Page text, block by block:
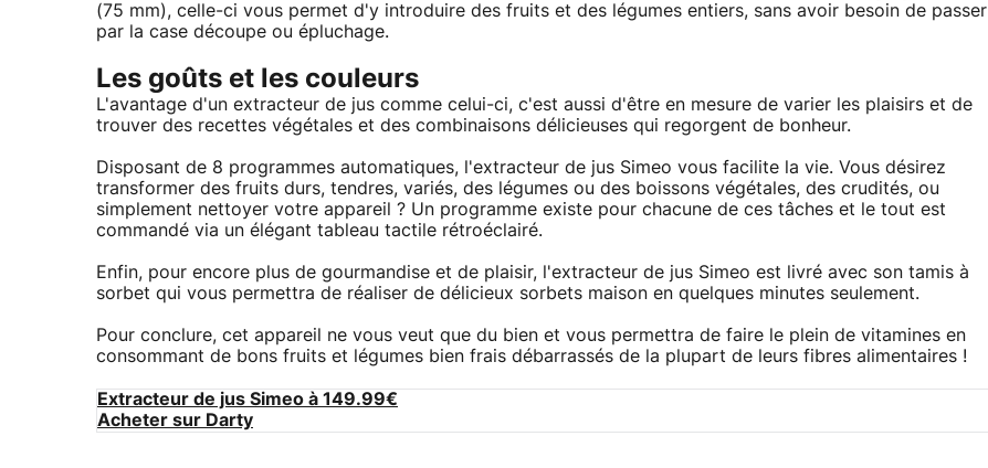
(75 mm), celle-ci vous permet d'y introduire des fruits et des légumes entiers, sans avoir besoin de passer
par la case découpe ou épluchage.
Les goûts et les couleurs
L'avantage d'un extracteur de jus comme celui-ci, c'est aussi d'être en mesure de varier les plaisirs et de
trouver des recettes végétales et des combinaisons délicieuses qui regorgent de bonheur.
Disposant de 8 programmes automatiques, l'extracteur de jus Simeo vous facilite la vie. Vous désirez
transformer des fruits durs, tendres, variés, des légumes ou des boissons végétales, des crudités, ou
simplement nettoyer votre appareil ? Un programme existe pour chacune de ces tâches et le tout est
commandé via un élégant tableau tactile rétroéclairé.
Enfin, pour encore plus de gourmandise et de plaisir, l'extracteur de jus Simeo est livré avec son tamis à
sorbet qui vous permettra de réaliser de délicieux sorbets maison en quelques minutes seulement.
Pour conclure, cet appareil ne vous veut que du bien et vous permettra de faire le plein de vitamines en
consommant de bons fruits et légumes bien frais débarrassés de la plupart de leurs fibres alimentaires !
Extracteur de jus Simeo à 149.99€
Acheter sur Darty